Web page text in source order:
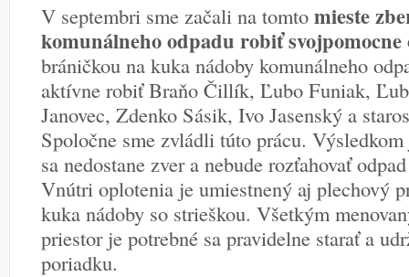
V septembri sme začali na tomto mieste
komunálneho odpadu robiť
bráničkou na kuka nádoby komunálneho
aktívne robiť Braňo Čillík, Ľubo Funiak,
Janovec, Zdenko Sásik, Ivo Jasenský a
Spoločne sme zvládli túto prácu.
sa nedostane zver a nebude rozťahovať
Vnútri oplotenia je umiestnený aj plechový
kuka nádoby so strieškou. Všetkým
priestor je potrebné sa pravidelne starať a
poriadku.